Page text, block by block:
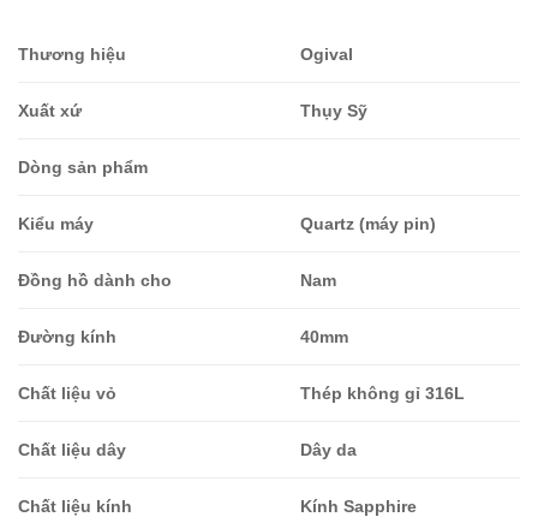
Thương hiệu Ogival
Xuất xứ Thụy Sỹ
Dòng sản phẩm
Kiểu máy Quartz (máy pin)
Đồng hồ dành cho Nam
Đường kính 40mm
Chất liệu vỏ Thép không gỉ 316L
Chất liệu dây Dây da
Chất liệu kính Kính Sapphire